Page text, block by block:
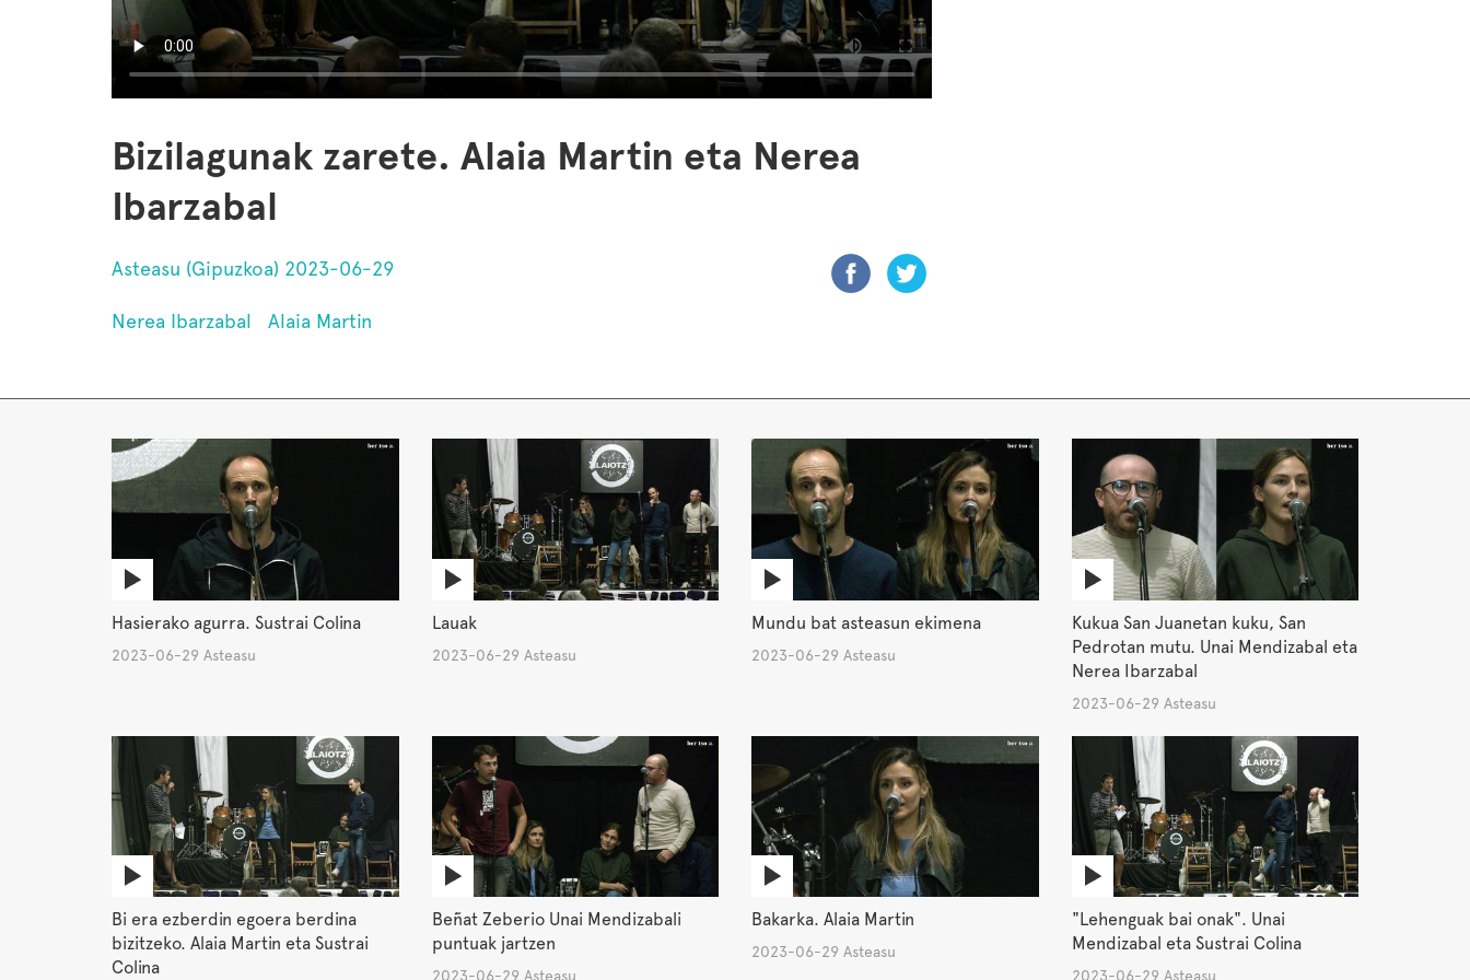
Bizilagunak zarete. Alaia Martin eta Nerea
Ibarzabal
Asteasu (Gipuzkoa) 2023-06-29
Nerea Ibarzabal Alaia Martin
Hasierako agurra. Sustrai Colina
2023-06-29 Asteasu
Lauak
2023-06-29 Asteasu
Mundu bat asteasun ekimena
2023-06-29 Asteasu
Kukua San Juanetan kuku, San
Pedrotan mutu. Unai Mendizabal eta
Nerea Ibarzabal
2023-06-29 Asteasu
Bi era ezberdin egoera berdina
bizitzeko. Alaia Martin eta Sustrai
Colina
Beñat Zeberio Unai Mendizabali
puntuak jartzen
2023-06-29 Asteasu
Bakarka. Alaia Martin
2023-06-29 Asteasu
"Lehenguak bai onak". Unai
Mendizabal eta Sustrai Colina
2023-06-29 Asteasu